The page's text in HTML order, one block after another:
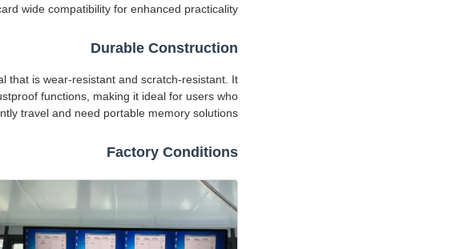
wide compatibility for enhanced practicality.
Durable Construction
that is wear-resistant and scratch-resistant. It
functions, making it ideal for users who
travel and need portable memory solutions.
Factory Conditions